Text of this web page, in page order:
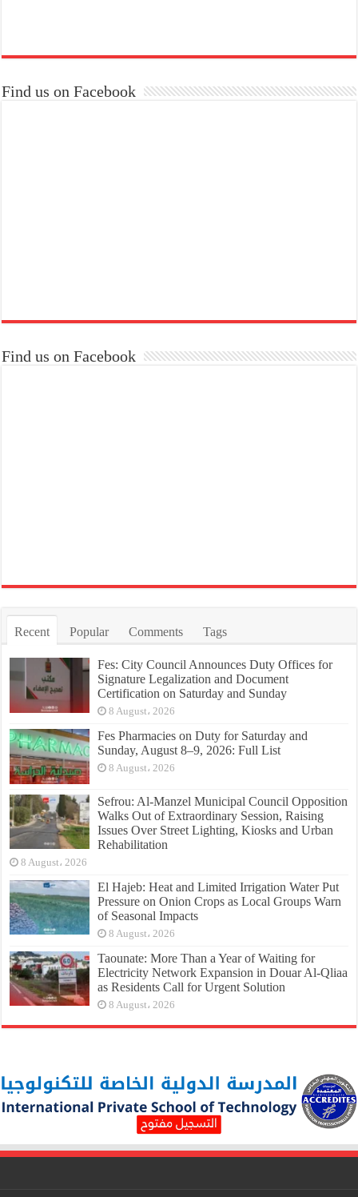
Find us on Facebook
Find us on Facebook
Recent Popular Comments Tags
Fes: City Council Announces Duty Offices for
Signature Legalization and Document
Certification on Saturday and Sunday
8 August، 2026
Fes Pharmacies on Duty for Saturday and
Sunday, August 8–9, 2026: Full List
8 August، 2026
Sefrou: Al-Manzel Municipal Council Opposition
Walks Out of Extraordinary Session, Raising
Issues Over Street Lighting, Kiosks and Urban
Rehabilitation
8 August، 2026
El Hajeb: Heat and Limited Irrigation Water Put
Pressure on Onion Crops as Local Groups Warn
of Seasonal Impacts
8 August، 2026
Taounate: More Than a Year of Waiting for
Electricity Network Expansion in Douar Al-Qliaa
as Residents Call for Urgent Solution
8 August، 2026